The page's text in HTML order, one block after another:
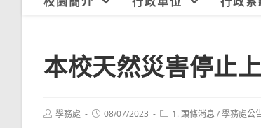
本校天然災害停止
Post學務處
Post08/07/2023
Post1. 頭條消息 /學務處公